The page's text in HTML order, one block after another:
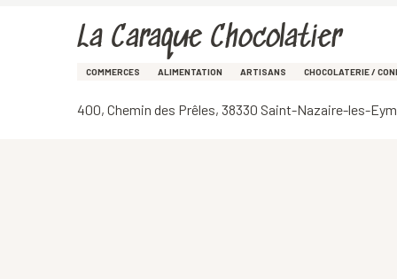
La Caraque Chocolatier
COMMERCES ALIMENTATION ARTISANS CHOCOLATERIE /
400, Chemin des Prêles, 38330 Saint-Nazaire-les-